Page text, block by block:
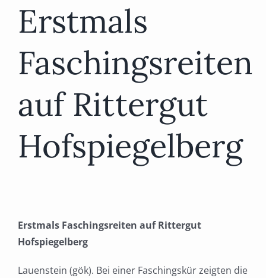
Erstmals
Faschingsreiten
auf Rittergut
Hofspiegelberg
Erstmals Faschingsreiten auf Rittergut
Hofspiegelberg
Lauenstein (gök). Bei einer Faschingskür zeigten die